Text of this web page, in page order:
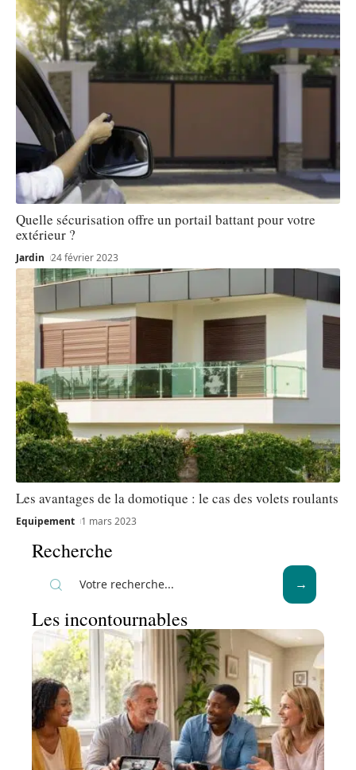
Quelle sécurisation offre un portail battant pour votre
extérieur ?
Jardin 24 février 2023
Les avantages de la domotique : le cas des volets roulants
Equipement 1 mars 2023
Recherche
Les incontournables